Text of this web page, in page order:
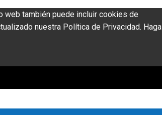
web también puede incluir cookies de
nuestra Política de Privacidad. Haga